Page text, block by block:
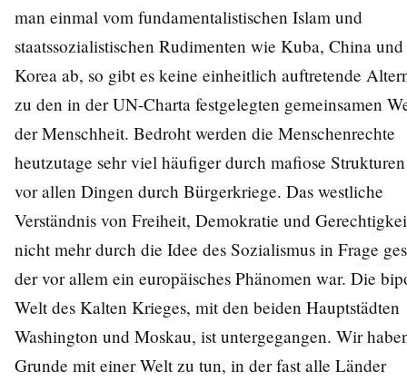
man einmal vom fundamentalistischen Islam und
staatssozialistischen Rudimenten wie Kuba, China
Korea ab, so gibt es keine einheitlich auftretende
zu den in der UN-Charta festgelegten gemeinsamen
der Menschheit. Bedroht werden die Menschenrechte
heutzutage sehr viel häufiger durch mafiose
vor allen Dingen durch Bürgerkriege. Das westliche
Verständnis von Freiheit, Demokratie und
nicht mehr durch die Idee des Sozialismus in Frage
der vor allem ein europäisches Phänomen war. Die
Welt des Kalten Krieges, mit den beiden Hauptstädten
Washington und Moskau, ist untergegangen. Wir
Grunde mit einer Welt zu tun, in der fast alle Länder